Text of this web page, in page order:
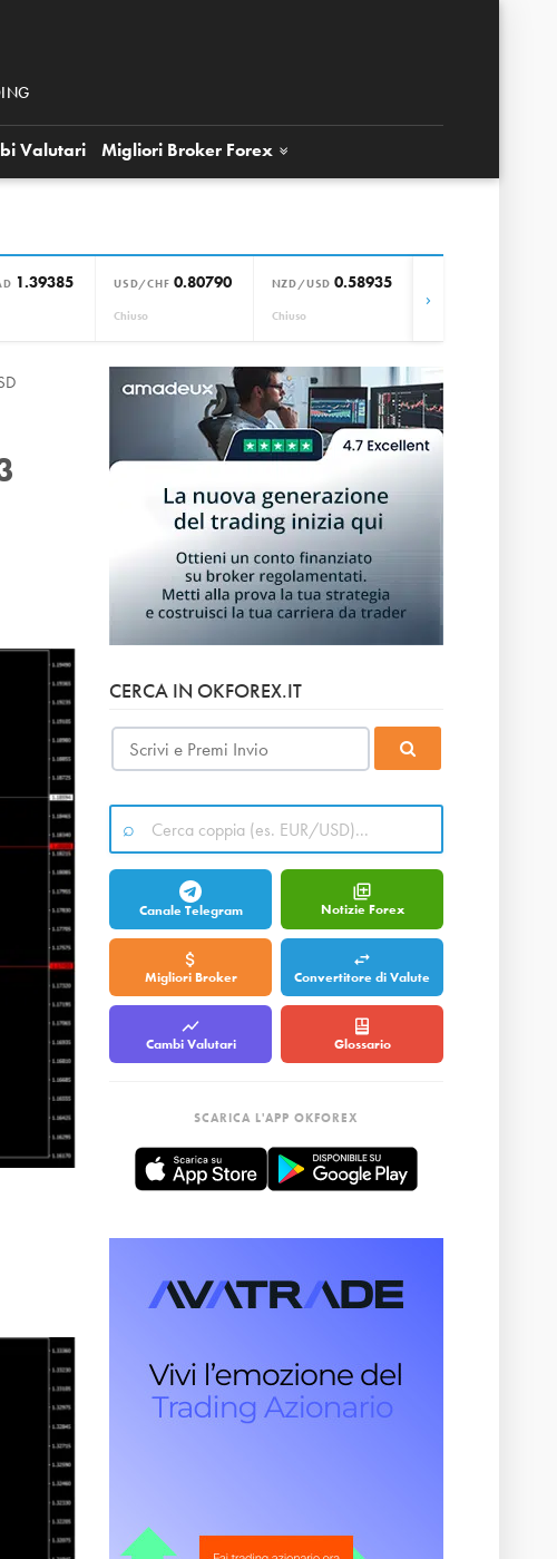
Valutari Migliori Broker Forex
1.39385 USD/CHF 0.80790
Chiuso
NZD/USD 0.58935
Chiuso
›
CERCA IN OKFOREX.IT
Canale Telegram Notizie Forex
Migliori Broker Convertitore di Valute
Cambi Valutari Glossario
SCARICA L'APP OKFOREX